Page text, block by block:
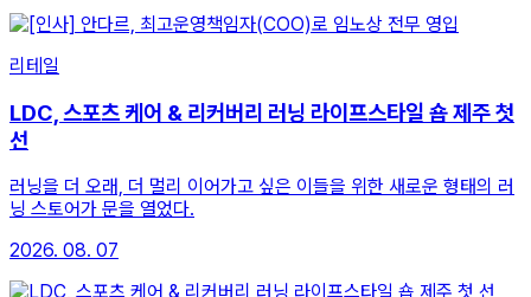
리테일
LDC, 스포츠 케어 & 리커버리 러닝 라이프스타일 숍 제주 첫
선
러닝을 더 오래, 더 멀리 이어가고 싶은 이들을 위한 새로운 형태의 러
닝 스토어가 문을 열었다.
2026. 08. 07